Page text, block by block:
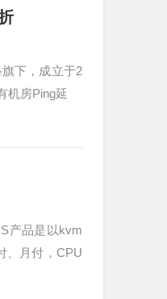
下，成立于2
机房Ping延
产品是以kvm
、月付，CPU